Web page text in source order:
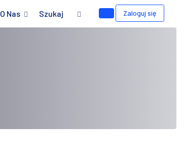
O Nas Szukaj Zaloguj się